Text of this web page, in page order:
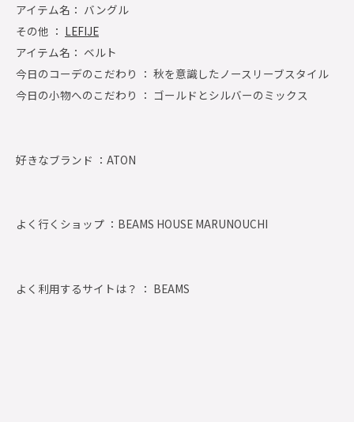
アイテム名： バングル
その他 ： LEFIJE
アイテム名： ベルト
今日のコーデのこだわり ： 秋を意識したノースリーブスタイル
今日の小物へのこだわり ： ゴールドとシルバーのミックス
好きなブランド ： ATON
よく行くショップ ： BEAMS HOUSE MARUNOUCHI
よく利用するサイトは？ ： BEAMS